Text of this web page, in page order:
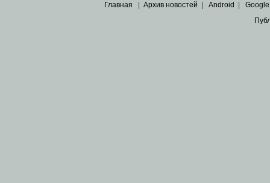
Главная Архив новостей Android Google